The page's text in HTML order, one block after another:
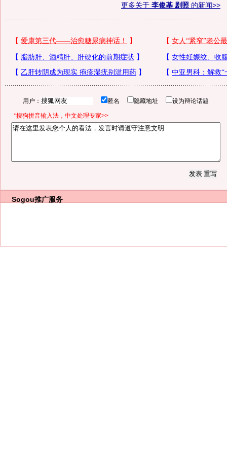
更多关于 李俊基 剧照 的新闻>>
用户： 匿名 隐藏地址 设为辩论话题
*搜狗拼音输入法，中文处理专家>>
Sogou推广服务